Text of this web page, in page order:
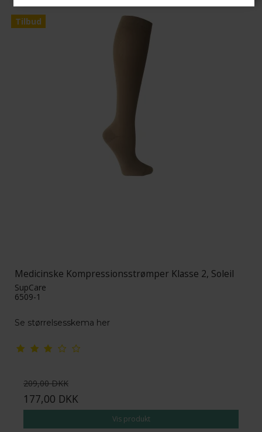
Tilbud
Medicinske Kompressionsstrømper Klasse 2, Soleil
SupCare
6509-1
Se størrelsesskema her
209,00 DKK
177,00 DKK
Vis produkt